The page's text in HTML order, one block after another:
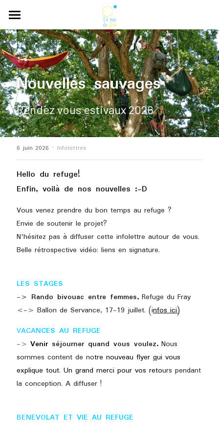
Bonjour
Viens essayer
Ça colle entre nous
Qui sommes-nous ?
Nous suivre
Rechercher
Contact
Nouvelles sauvages
Rendez vous estivaux 2026
6 juin 2026 · Infolettres
Hello du refuge!
Enfin, voilà de nos nouvelles :-D
Vous venez prendre du bon temps au refuge ?
Envie de soutenir le projet?
N'hésitez pas à diffuser cette infolettre autour de vous.
Belle rétrospective vidéo: liens en signature.
LES STAGES
-> Rando bivouac entre femmes, Refuge du Fray
<-> Ballon de Servance, 17-19 juillet. (infos ici)
VACANCES AU REFUGE
-> Venir séjourner quand vous voulez. Nous
sommes content de notre nouveau flyer qui vous
explique tout. Un grand merci pour vos retours pendant
la conception. A diffuser !
BENEVOLAT ET VIE AU REFUGE
LES CATÉGORIES DE LA BOUTIQUE